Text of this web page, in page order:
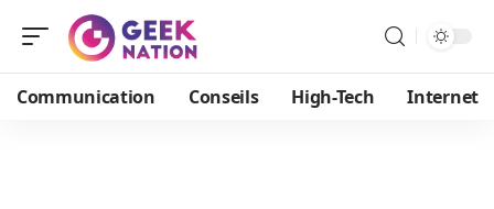
Communication Conseils High-Tech Internet